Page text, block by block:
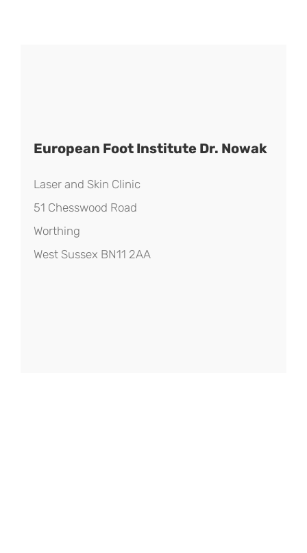
European Foot Institute Dr. Nowak
Laser and Skin Clinic
51 Chesswood Road
Worthing
West Sussex BN11 2AA